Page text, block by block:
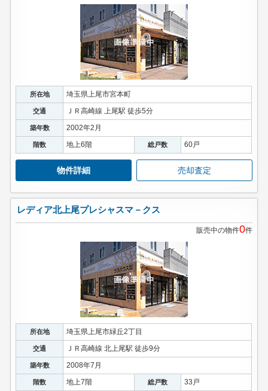
所在地 埼玉県上尾市宮本町
交通 ＪＲ高崎線 上尾駅 徒歩5分
築年数 2002年2月
階数 地上6階 総戸数 60戸
物件詳細 売却査定
レディア北上尾プレシャスマ－クス
販売中の物件0件
所在地 埼玉県上尾市緑丘2丁目
交通 ＪＲ高崎線 北上尾駅 徒歩9分
築年数 2008年7月
階数 地上7階 総戸数 33戸